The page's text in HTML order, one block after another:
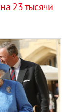
23 тысячи